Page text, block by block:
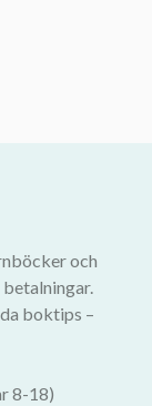
och
boktips –
8-18)